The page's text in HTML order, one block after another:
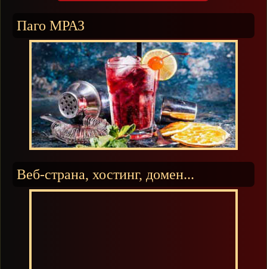
Паго МРАЗ
Веб-страна, хостинг, домен...